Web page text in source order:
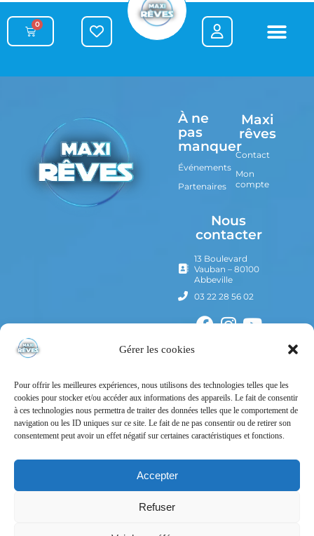
Gérer les cookies
Pour offrir les meilleures expériences, nous utilisons des technologies telles que les
cookies pour stocker et/ou accéder aux informations des appareils. Le fait de consentir
à ces technologies nous permettra de traiter des données telles que le comportement de
navigation ou les ID uniques sur ce site. Le fait de ne pas consentir ou de retirer son
consentement peut avoir un effet négatif sur certaines caractéristiques et fonctions.
Accepter
Refuser
0
À ne
pas
manquer
Événements
Partenaires
Maxi
rêves
Contact
Mon
compte
Nous
contacter
13 Boulevard
Vauban – 80100
Abbeville
03 22 28 56 02